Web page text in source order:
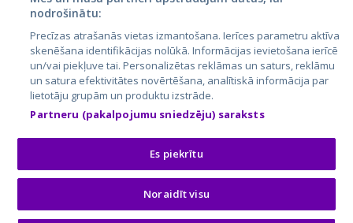
City24.lv
City24.ee
GetaPro.lv
GetaPro.ee
Skelbiu.lt
Autoplius.lt
Aruodas.lt
CVbankas.lt
Kainos.lt
Paslaugos.lt
auto24.ee
Osta.ee
KuldneBörs.ee
© 2026 GetaPro. Visas tiesības aizsargātas.
nodrošinātu:
Precīzas atrašanās vietas izmantošana. Ierīces parametru aktīva
skenēšana identifikācijas nolūkā. Informācijas ievietošana ierīcē
un/vai piekļuve tai. Personalizētas reklāmas un saturs, reklāmu
un satura efektivitātes novērtēšana, analītiskā informācija par
lietotāju grupām un produktu izstrāde.
Partneru (pakalpojumu sniedzēju) saraksts
Es piekrītu
Noraidīt visu